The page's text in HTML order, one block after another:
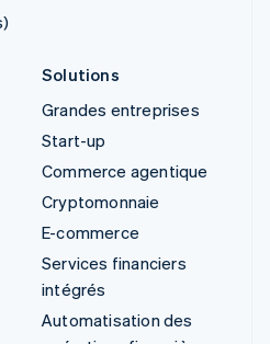
Solutions
Grandes entreprises
Start-up
Commerce agentique
Cryptomonnaie
E-commerce
Services financiers
intégrés
Automatisation des